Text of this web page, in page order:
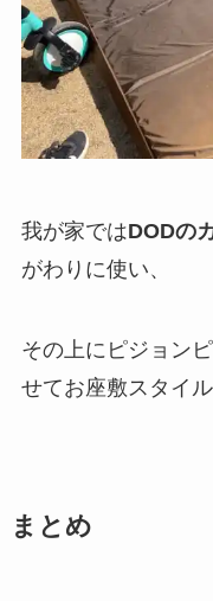
我が家ではDODの
がわりに使い、
その上にピジョン
せてお座敷スタイ
まとめ